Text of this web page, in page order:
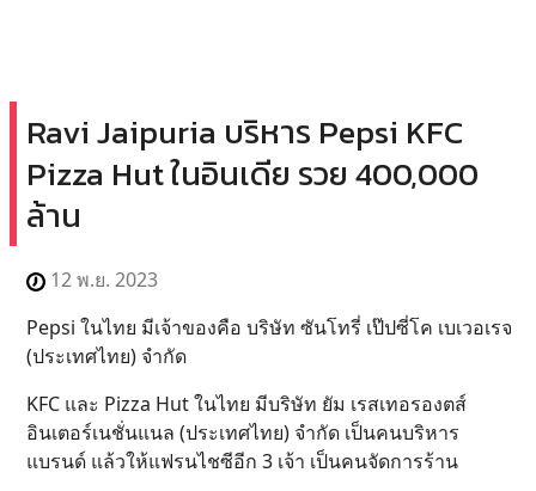
Ravi Jaipuria บริหาร Pepsi KFC
Pizza Hut ในอินเดีย รวย 400,000
ล้าน
12 พ.ย. 2023
Pepsi ในไทย มีเจ้าของคือ บริษัท ซันโทรี่ เป๊ปซี่โค เบเวอเรจ
(ประเทศไทย) จำกัด
KFC และ Pizza Hut ในไทย มีบริษัท ยัม เรสเทอรองตส์
อินเตอร์เนชั่นแนล (ประเทศไทย) จำกัด เป็นคนบริหาร
แบรนด์ แล้วให้แฟรนไชซีอีก 3 เจ้า เป็นคนจัดการร้าน